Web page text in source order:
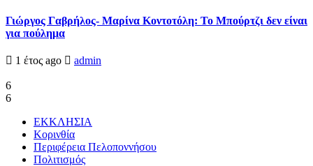
Γιώργος Γαβρήλος- Μαρίνα Κοντοτόλη: Το Μπούρτζι δεν είναι
για πούλημα
1 έτος ago admin
6
6
ΕΚΚΛΗΣΙΑ
Κορινθία
Περιφέρεια Πελοποννήσου
Πολιτισμός